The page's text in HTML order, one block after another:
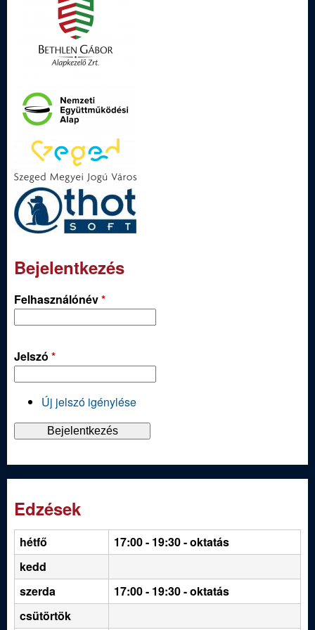
Bejelentkezés
Felhasználónév*
Jelszó *
Új jelszó igénylése
Edzések
hétfő 17:00 - 19:30- oktatás
kedd
szerda
17:00 - 19:30 - oktatás
csütörtök